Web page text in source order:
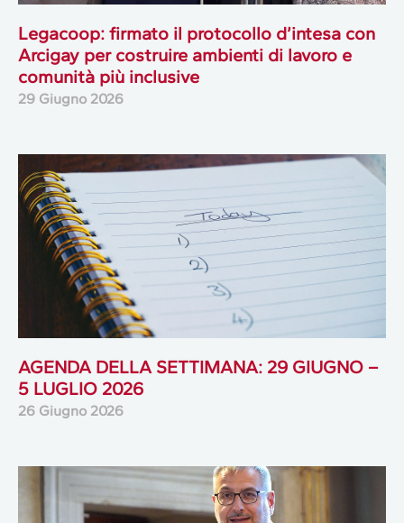
Legacoop: firmato il protocollo d’intesa con
Arcigay per costruire ambienti di lavoro e
comunità più inclusive
29 Giugno 2026
AGENDA DELLA SETTIMANA: 29 GIUGNO –
5 LUGLIO 2026
26 Giugno 2026